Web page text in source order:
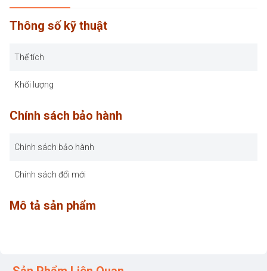
Thông số kỹ thuật
Thể tích
Khối lượng
Chính sách bảo hành
Chính sách bảo hành
Chính sách đổi mới
Mô tả sản phẩm